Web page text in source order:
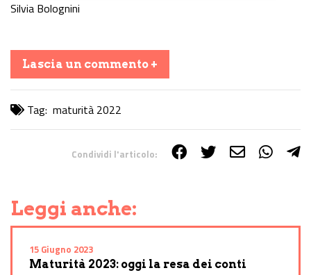
Silvia Bolognini
Lascia un commento +
Tag: maturità 2022
Condividi l'articolo:
Leggi anche:
15 Giugno 2023
Maturità 2023: oggi la resa dei conti